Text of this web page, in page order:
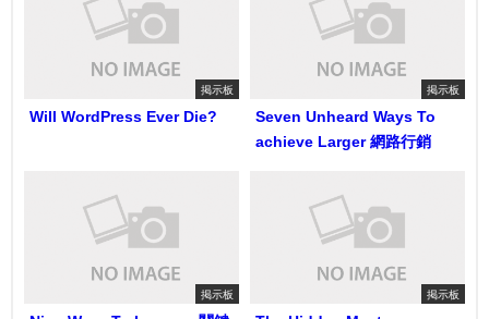
掲示板
Will WordPress Ever Die?
掲示板
Seven Unheard Ways To
achieve Larger 網路行銷
掲示板 掲示板